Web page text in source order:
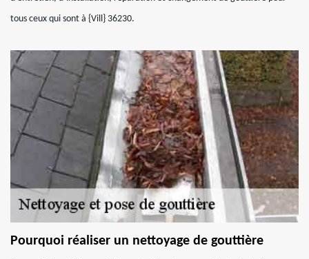
tous ceux qui sont à {Vill} 36230.
Pourquoi réaliser un nettoyage de gouttière